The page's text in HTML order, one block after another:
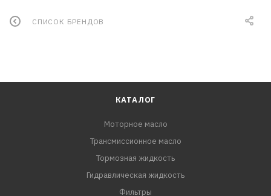
СПИСОК БРЕНДОВ
КАТАЛОГ
Моторное масло
Трансмиссионное масло
Тормозная жидкость
Гидравлическая жидкость
Фильтры